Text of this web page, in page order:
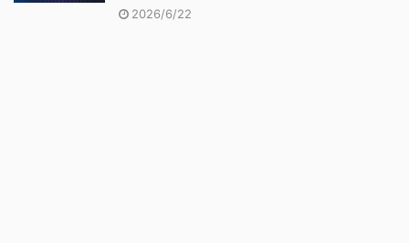
2026/6/22